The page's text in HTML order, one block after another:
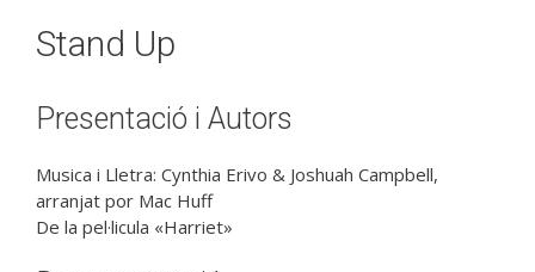
Stand Up
Presentació i Autors
Musica i Lletra: Cynthia Erivo & Joshuah Campbell,
arranjat por Mac Huff
De la pel·licula «Harriet»